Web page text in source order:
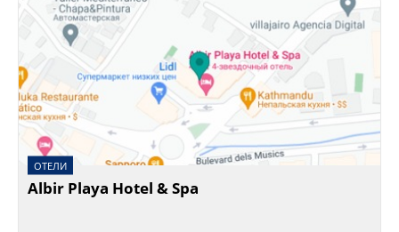
ОТЕЛИ
Albir Playa Hotel & Spa